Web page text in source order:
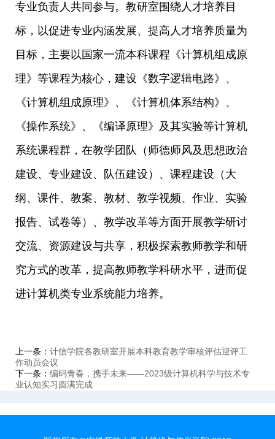
专业负责人共同参与。教研室围绕人才培养目
标，以促进专业内涵发展、提高人才培养质量为
目标，主要以国家一流本科课程《计算机组成原
理》等课程为核心，建设《数字逻辑电路》、
《计算机组成原理》、《计算机体系结构》、
《操作系统》、《编译原理》及其实验等计算机
系统课程群，在教学团队（师德师风及思想政治
建设、专业建设、队伍建设）、课程建设（大
纲、课件、教案、教材、教学视频、作业、实验
报告、试卷等）、教学改革等方面开展教学研讨
交流、资源建设与共享，积极探索教师教学和研
究方式的改革，提高教师教学科研水平，进而促
进计算机类专业系统能力培养。
上一条： 计信学院各教研室开展本科教育教学审核评估迎评工
作动员会议
下一条： 编码青春，携手未来——2023级计算机科学与技术专
业认知实习圆满完成